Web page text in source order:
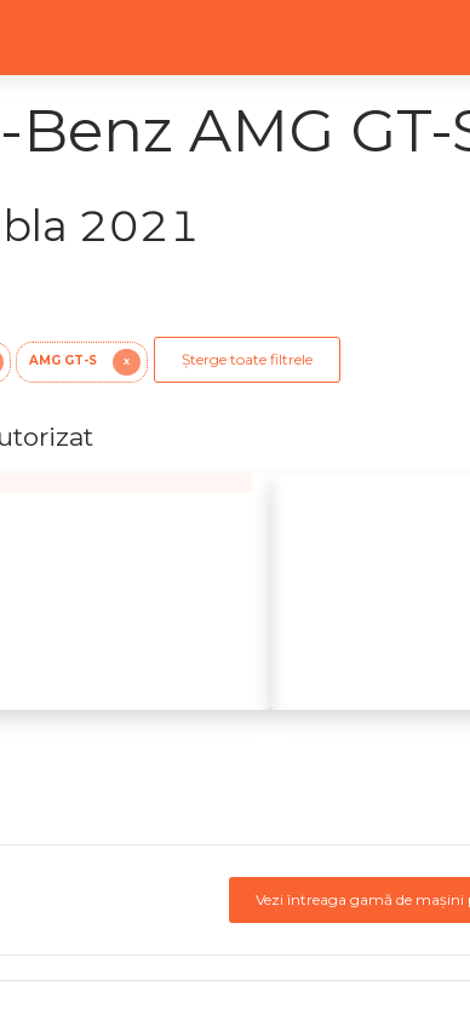
Benz AMG
2021
AMG GT-S X Șterge toate filtrele
Vezi întreaga gamă de mașini